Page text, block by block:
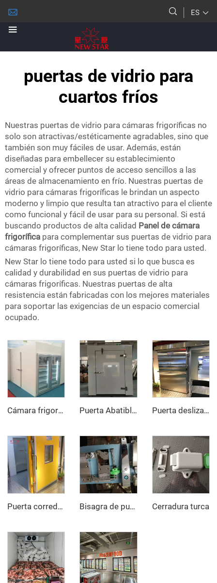
ES
puertas de vidrio para
cuartos fríos
Nuestras puertas de vidrio para cámaras frigoríficas no
solo son atractivas/estéticamente agradables, sino que
también son muy fáciles de usar. Además, están
diseñadas para embellecer su establecimiento
comercial y ofrecer puntos de acceso sencillos a las
áreas de almacenamiento en frío. Nuestras puertas de
vidrio para cámaras frigoríficas le brindan un aspecto
moderno y limpio que resulta tan atractivo para el cliente
como funcional y fácil de usar para su personal. Si está
buscando productos de alta calidad Panel de cámara
frigorífica para complementar sus puertas de vidrio para
cámaras frigoríficas, New Star lo tiene todo para usted.
New Star lo tiene todo para usted si lo que busca es
calidad y durabilidad en sus puertas de vidrio para
cámaras frigoríficas. Nuestras puertas de alta
resistencia están fabricadas con los mejores materiales
para soportar las exigencias de un espacio comercial
ocupado.
Cámara frigorífica de exhibición con puerta de vidrio Puerta Abatible Totalmente Empotrada Puerta deslizante manual
Puerta corredera de atmósfera controlada Bisagra de puerta totalmente enterrada y abridor de puerta Cerradura turca